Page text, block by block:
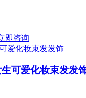
即咨询
可爱化妆束发发